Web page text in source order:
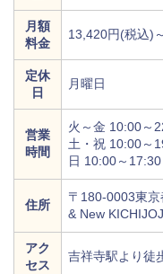
月額
料金
13,420円(税込)～
定休
日
月曜日
営業
時間
火～金 10:00～
土・祝 10:00～
日 10:00～17:30
住所
〒180-0003東
& New
アク
セス
吉祥寺駅より徒